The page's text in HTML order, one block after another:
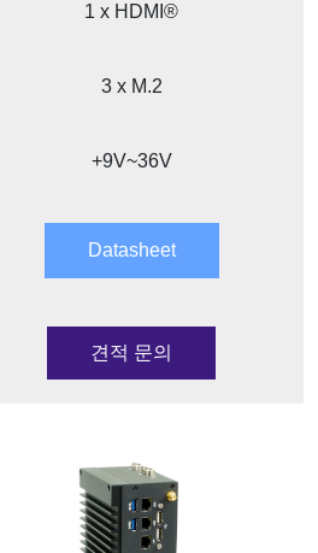
1 x HDMI®
3 x M.2
+9V~36V
Datasheet
견적 문의